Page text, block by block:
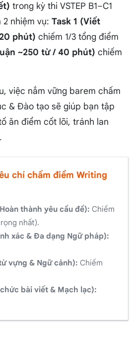
trong kỳ thi VSTEP B1–C1
nhiệm vụ: Task 1 (Viết
phút) chiếm 1/3 tổng điểm
~250 từ / 40 phút) chiếm
việc nắm vững barem chấm
& Đào tạo sẽ giúp bạn tập
ăn điểm cốt lõi, tránh lan
chí chấm điểm Writing
thành yêu cầu đề): Chiếm
nhất).
xác & Đa dạng Ngữ pháp):
vựng & Ngữ cảnh): Chiếm
bài viết & Mạch lạc):